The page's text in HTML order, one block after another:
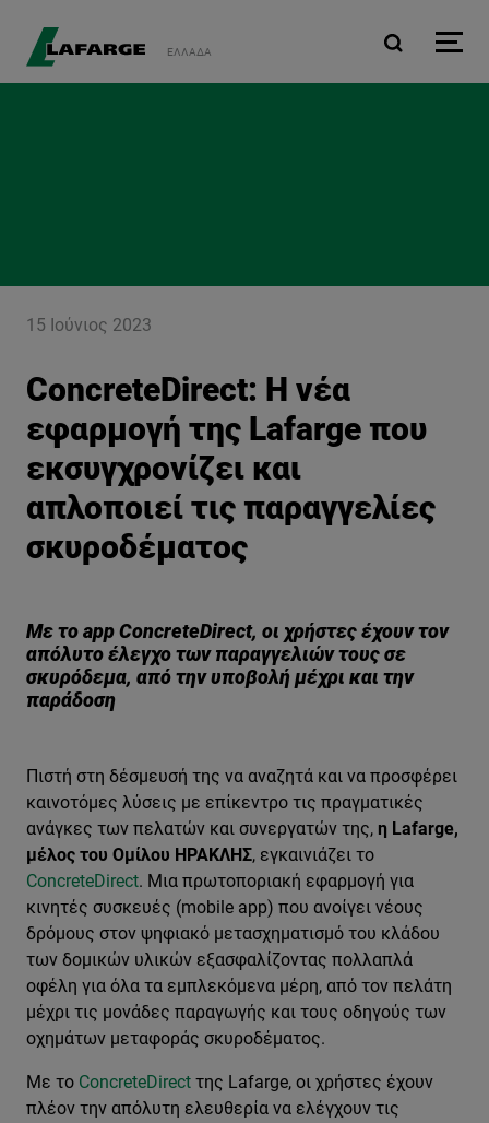
ΕΛΛΆΔΑ
15 Ιούνιος 2023
ConcreteDirect: H νέα
εφαρμογή της Lafarge που
εκσυγχρονίζει και
απλοποιεί τις παραγγελίες
σκυροδέματος
Με το app ConcreteDirect, οι χρήστες έχουν τον
απόλυτο έλεγχο των παραγγελιών τους σε
σκυρόδεμα, από την υποβολή μέχρι και την
παράδοση
Πιστή στη δέσμευσή της να αναζητά και να προσφέρει
καινοτόμες λύσεις με επίκεντρο τις πραγματικές
ανάγκες των πελατών και συνεργατών της, η Lafarge,
μέλος του Ομίλου ΗΡΑΚΛΗΣ, εγκαινιάζει το
ConcreteDirect. Μια πρωτοποριακή εφαρμογή για
κινητές συσκευές (mobile app) που ανοίγει νέους
δρόμους στον ψηφιακό μετασχηματισμό του κλάδου
των δομικών υλικών εξασφαλίζοντας πολλαπλά
οφέλη για όλα τα εμπλεκόμενα μέρη, από τον πελάτη
μέχρι τις μονάδες παραγωγής και τους οδηγούς των
οχημάτων μεταφοράς σκυροδέματος.
Με το ConcreteDirect της Lafarge, οι χρήστες έχουν
πλέον την απόλυτη ελευθερία να ελέγχουν τις